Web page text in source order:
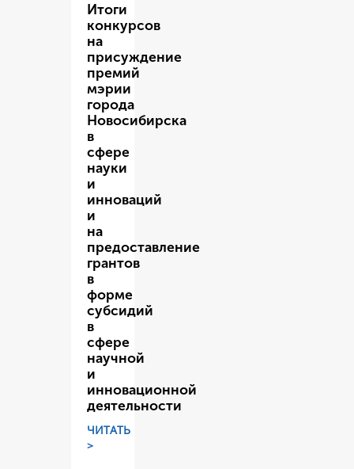
Итоги
конкурсов
на
присуждение
премий
мэрии
города
Новосибирска
в
сфере
науки
и
инноваций
и
на
предоставление
грантов
в
форме
субсидий
в
сфере
научной
и
инновационной
деятельности
ЧИТАТЬ
>